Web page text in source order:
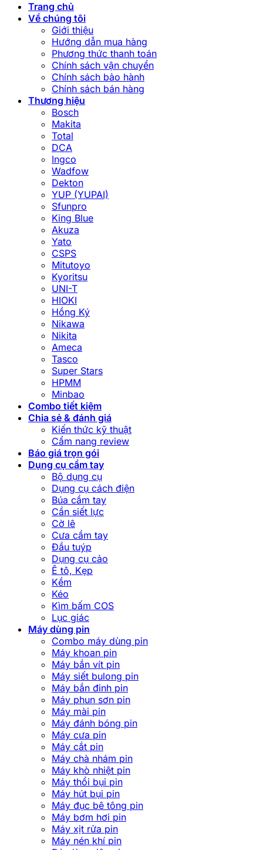
Trang chủ
Về chúng tôi
Giới thiệu
Hướng dẫn mua hàng
Phương thức thanh toán
Chính sách vận chuyển
Chính sách bảo hành
Chính sách bán hàng
Thương hiệu
Bosch
Makita
Total
DCA
Ingco
Wadfow
Dekton
YUP (YUPAI)
Sfunpro
King Blue
Akuza
Yato
CSPS
Mitutoyo
Kyoritsu
UNI-T
HIOKI
Hồng Ký
Nikawa
Nikita
Ameca
Tasco
Super Stars
HPMM
Minbao
Combo tiết kiệm
Chia sẻ & đánh giá
Kiến thức kỹ thuật
Cẩm nang review
Báo giá trọn gói
Dụng cụ cầm tay
Bộ dụng cụ
Dụng cụ cách điện
Búa cầm tay
Cần siết lực
Cờ lê
Cưa cầm tay
Đầu tuýp
Dụng cụ cảo
Ê tô, Kẹp
Kềm
Kéo
Kìm bấm COS
Lục giác
Máy dùng pin
Combo máy dùng pin
Máy khoan pin
Máy bắn vít pin
Máy siết bulong pin
Máy bắn đinh pin
Máy phun sơn pin
Máy mài pin
Máy đánh bóng pin
Máy cưa pin
Máy cắt pin
Máy chà nhám pin
Máy khò nhiệt pin
Máy thổi bụi pin
Máy hút bụi pin
Máy đục bê tông pin
Máy bơm hơi pin
Máy xịt rửa pin
Máy nén khí pin